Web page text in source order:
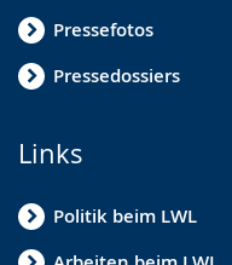
Pressefotos
Pressedossiers
Links
Politik beim LWL